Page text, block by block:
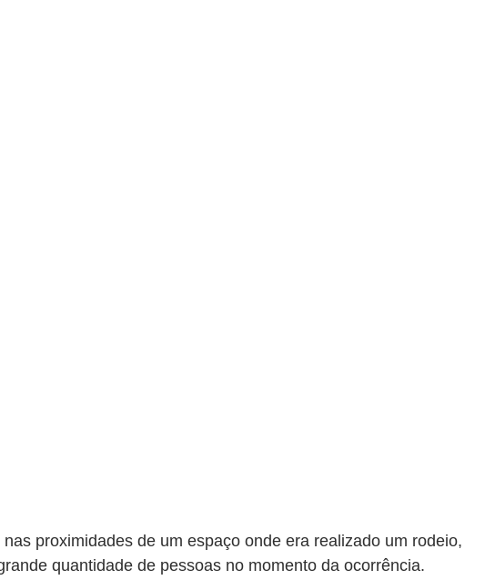
proximidades de um espaço onde era realizado um rodeio,
quantidade de pessoas no momento da ocorrência.